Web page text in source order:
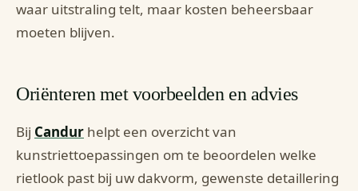
waar uitstraling telt, maar kosten beheersbaar
moeten blijven.
Oriënteren met voorbeelden en advies
Bij Candur helpt een overzicht van
kunstriettoepassingen om te beoordelen welke
rietlook past bij uw dakvorm, gewenste detaillering